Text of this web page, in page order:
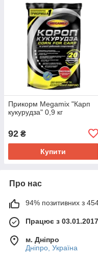
Прикорм Megamix "Карп
кукурудза" 0,9 кг
92 ₴
Купити
Про нас
94% позитивних з 454
Працює з 03.01.2017
м. Дніпро
Дніпро, Україна